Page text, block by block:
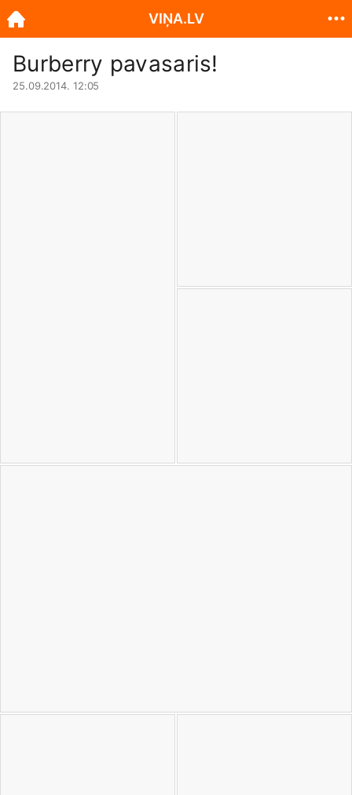
Burberry pavasaris!
25.09.2014. 12:05
VIŅA.LV